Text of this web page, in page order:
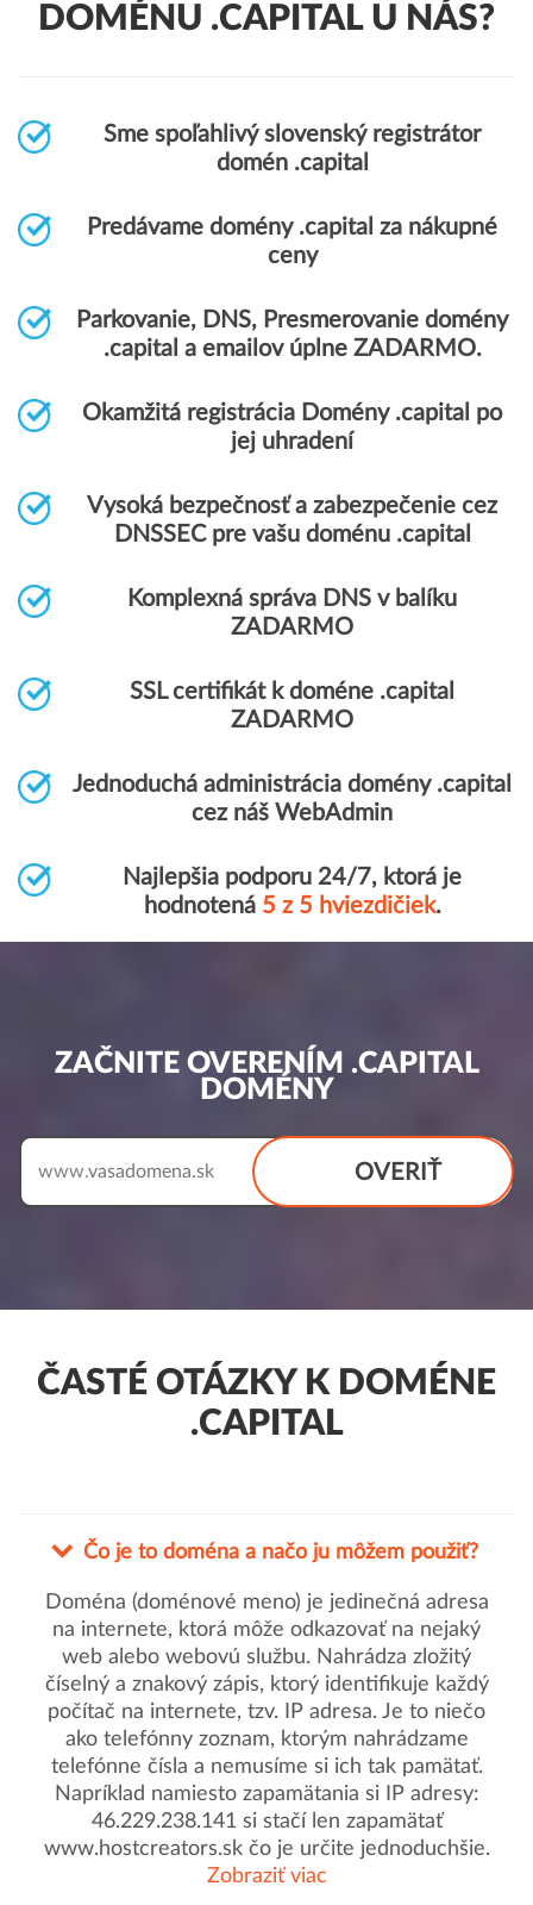
DOMÉNU .CAPITAL U NÁS?
Sme spoľahlivý slovenský registrátor
domén .capital
Predávame domény .capital za nákupné
ceny
Parkovanie, DNS, Presmerovanie domény
.capital a emailov úplne ZADARMO.
Okamžitá registrácia Domény .capital po
jej uhradení
Vysoká bezpečnosť a zabezpečenie cez
DNSSEC pre vašu doménu .capital
Komplexná správa DNS v balíku
ZADARMO
SSL certifikát k doméne .capital
ZADARMO
Jednoduchá administrácia domény .capital
cez náš WebAdmin
Najlepšia podporu 24/7, ktorá je
hodnotená 5 z 5 hviezdičiek.
ZAČNITE OVERENÍM .CAPITAL
DOMÉNY
OVERIŤ
www.
ČASTÉ OTÁZKY K DOMÉNE
.CAPITAL
Čo je to doména a načo ju môžem použiť?
Doména (doménové meno) je jedinečná adresa
na internete, ktorá môže odkazovať na nejaký
web alebo webovú službu. Nahrádza zložitý
číselný a znakový zápis, ktorý identifikuje každý
počítač na internete, tzv. IP adresa. Je to niečo
ako telefónny zoznam, ktorým nahrádzame
telefónne čísla a nemusíme si ich tak pamätať.
Napríklad namiesto zapamätania si IP adresy:
46.229.238.141 si stačí len zapamätať
www.hostcreators.sk čo je určite jednoduchšie.
Zobraziť viac